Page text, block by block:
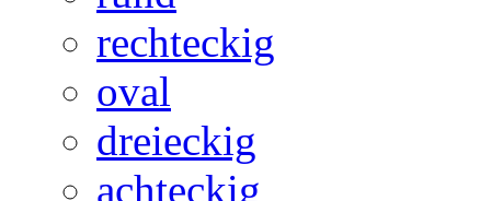
rechteckig
oval
dreieckig
achteckig